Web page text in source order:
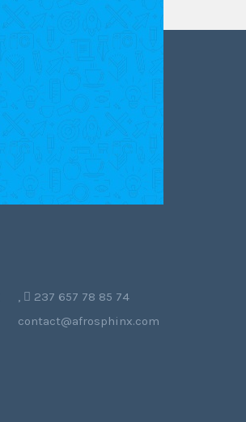
,  237 657 78 85 74
contact@afrosphinx.com